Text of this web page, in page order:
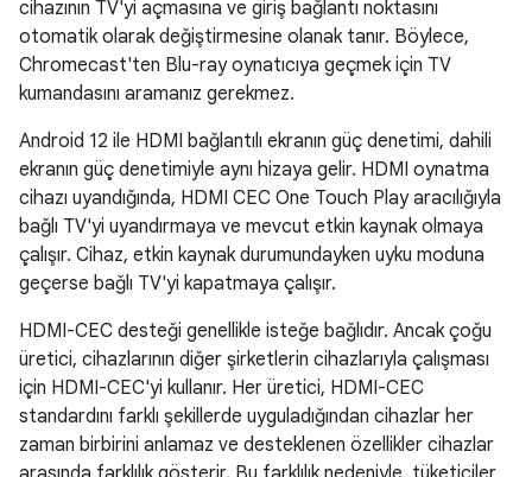
cihazının TV'yi açmasına ve giriş bağlantı noktasını
otomatik olarak değiştirmesine olanak tanır. Böylece,
Chromecast'ten Blu-ray oynatıcıya geçmek için TV
kumandasını aramanız gerekmez.
Android 12 ile HDMI bağlantılı ekranın güç denetimi, dahili
ekranın güç denetimiyle aynı hizaya gelir. HDMI oynatma
cihazı uyandığında, HDMI CEC One Touch Play aracılığıyla
bağlı TV'yi uyandırmaya ve mevcut etkin kaynak olmaya
çalışır. Cihaz, etkin kaynak durumundayken uyku moduna
geçerse bağlı TV'yi kapatmaya çalışır.
HDMI-CEC desteği genellikle isteğe bağlıdır. Ancak çoğu
üretici, cihazlarının diğer şirketlerin cihazlarıyla çalışması
için HDMI-CEC'yi kullanır. Her üretici, HDMI-CEC
standardını farklı şekillerde uyguladığından cihazlar her
zaman birbirini anlamaz ve desteklenen özellikler cihazlar